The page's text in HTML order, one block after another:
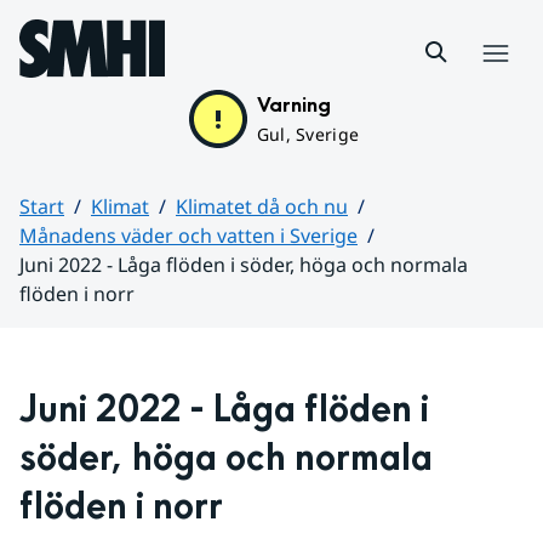
Hoppa till sidans innehåll
Varning
Gul, Sverige
Start Klimat
Klimatet då och nu
Månadens väder och vatten i Sverige
Juni 2022 - Låga flöden i söder, höga och normala
flöden i norr
Juni 2022 - Låga flöden i
söder, höga och normala
flöden i norr